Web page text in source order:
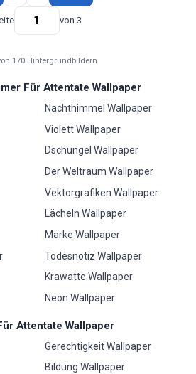
von 3
170 Hintergrundbildern
Für Attentate Wallpaper
Nachthimmel Wallpaper
Violett Wallpaper
Dschungel Wallpaper
Der Weltraum Wallpaper
Vektorgrafiken Wallpaper
Lächeln Wallpaper
Marke Wallpaper
Todesnotiz Wallpaper
Krawatte Wallpaper
Neon Wallpaper
Attentate Wallpaper
Gerechtigkeit Wallpaper
Bildung Wallpaper